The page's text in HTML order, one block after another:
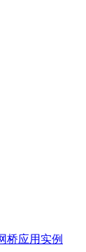
桥应用实例